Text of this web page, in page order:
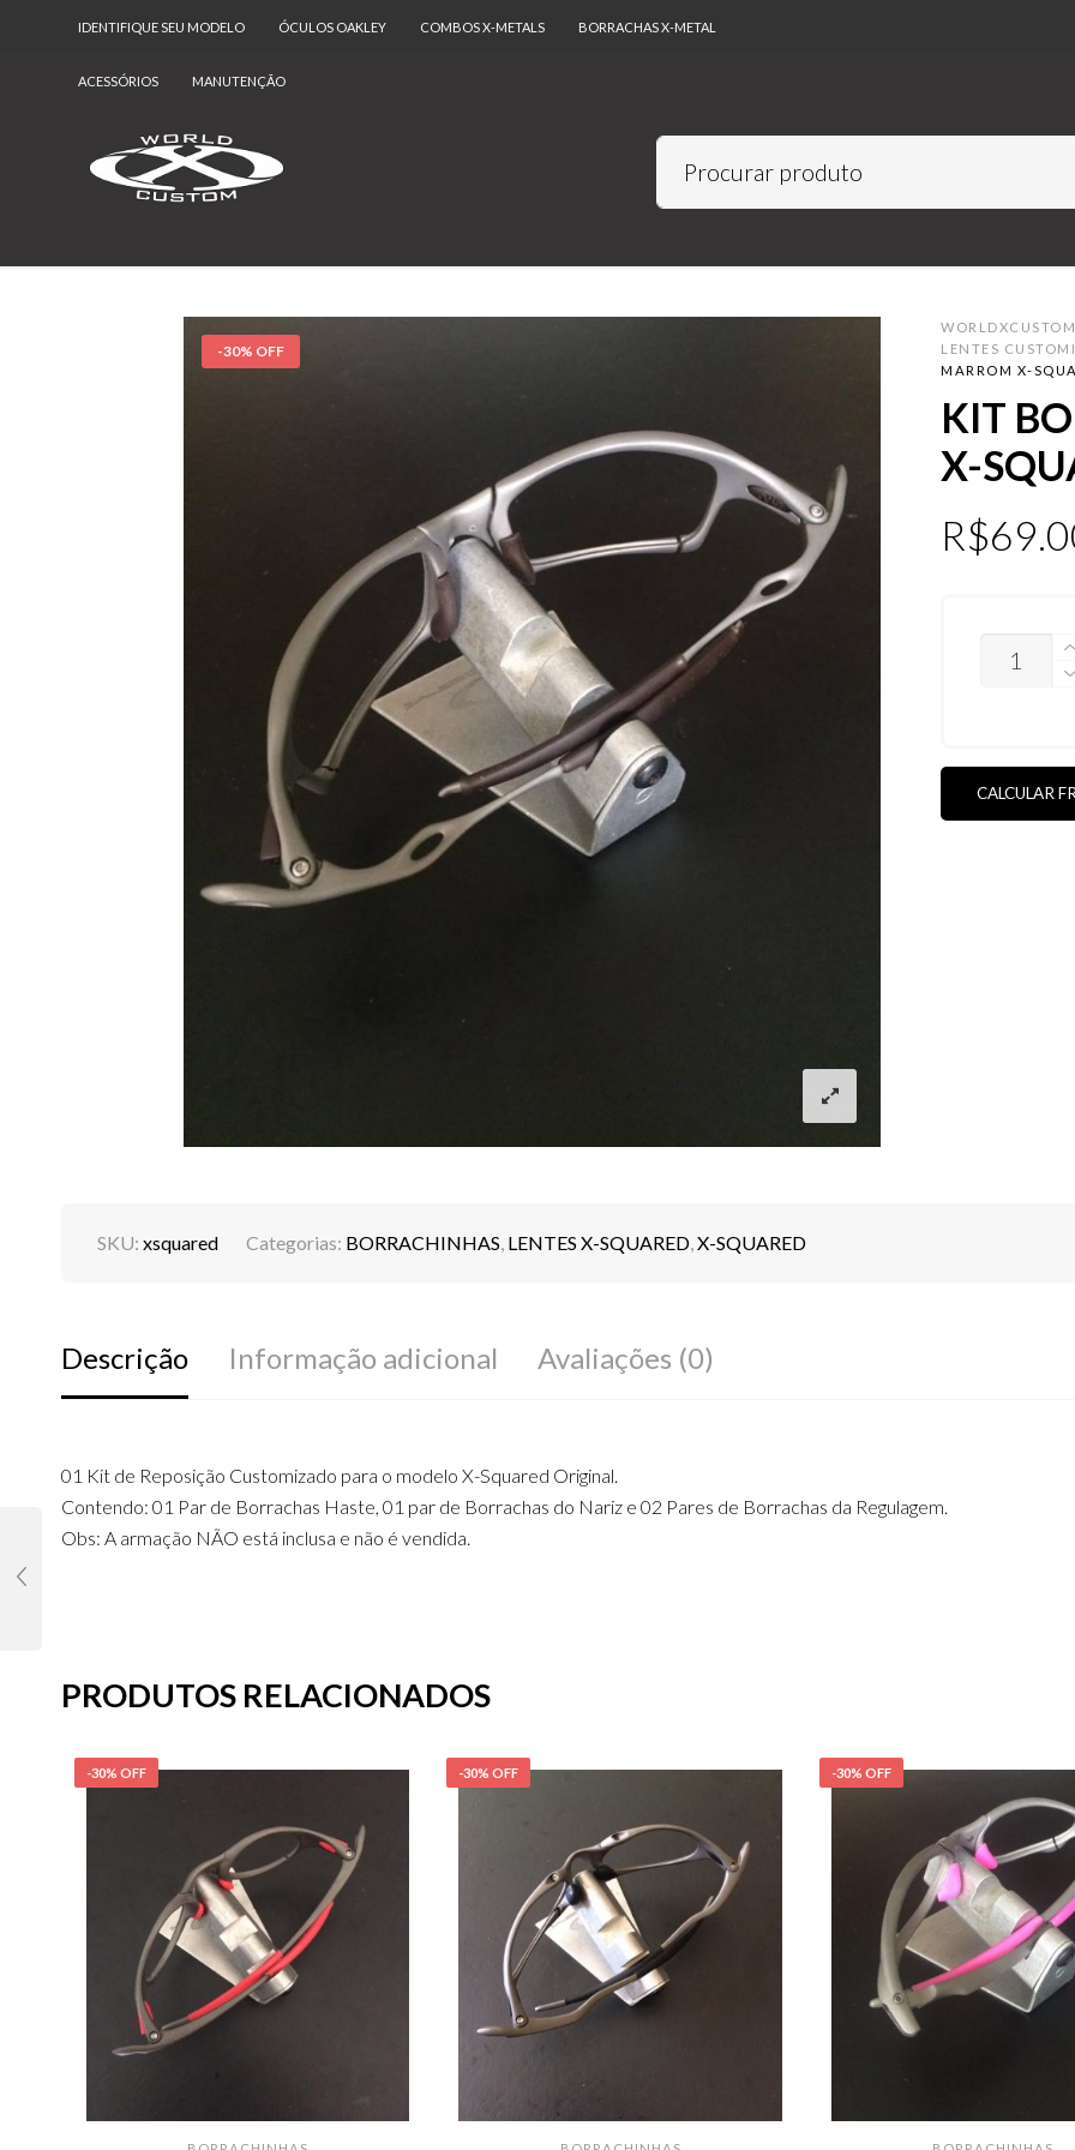
IDENTIFIQUE SEU MODELO ÓCULOS OAKLEY COMBOS X-METALS BORRACHAS X-METAL
ACESSÓRIOS MANUTENÇÃO
-30% OFF
WORLDXCUSTOM
LENTES
MARROM X-
KIT
X-
R$
BORRACHA
CALCULAR
SKU: xsquared Categorias: BORRACHINHAS, LENTES X-SQUARED,X-SQUARED
Descrição Informação adicional Avaliações (0)
01 Kit de Reposição Customizado para o modelo X-Squared Original.
Contendo: 01 Par de Borrachas Haste, 01 par de Borrachas do Nariz e 02 Pares de Borrachas da Regulagem.
Obs: A armação NÃO está inclusa e não é vendida.
PRODUTOS RELACIONADOS
-30% OFF -30% OFF -30% OFF